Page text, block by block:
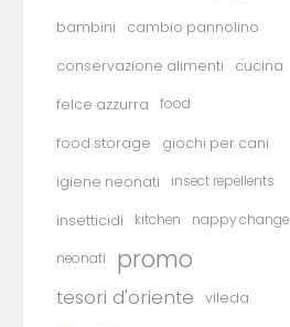
bambini cambio pannolino
conservazione alimenti cucina
felce azzurra food
food storage giochi per cani
igiene neonati insect repellents
insetticidi kitchen nappy change
neonati promo
tesori d'oriente vileda